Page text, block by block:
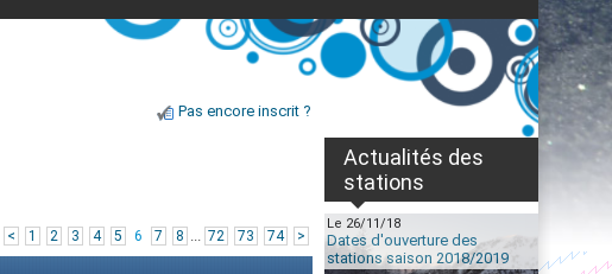
Pas encore inscrit ?
< 1 2 3 4 5 6 7 8 ... 72 73 74 >
Actualités des
stations
Le 26/11/18
Dates d'ouverture des
stations saison 2018/2019